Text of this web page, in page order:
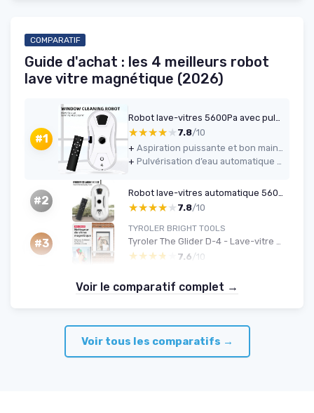
COMPARATIF
Guide d'achat : les 4 meilleurs robot
lave vitre magnétique (2026)
#1 ★★★★★
★★★★★ 7.8/10
+
+
#2 ★★★★★
★★★★★ 7.8/10
#3
TYROLER BRIGHT TOOLS
Tyroler The Glider D-4 - Lave-vitre magnétique double vitrage
★★★★★
★★★★★ 7.6 /10
Voir le comparatif complet →
Voir tous les comparatifs →